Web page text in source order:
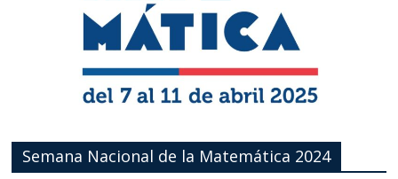
Semana Nacional de la Matemática 2024